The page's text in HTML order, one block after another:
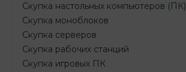
Скупка настольных компьютеров (ПК)
Скупка моноблоков
Скупка серверов
Скупка рабочих станций
Скупка игровых ПК